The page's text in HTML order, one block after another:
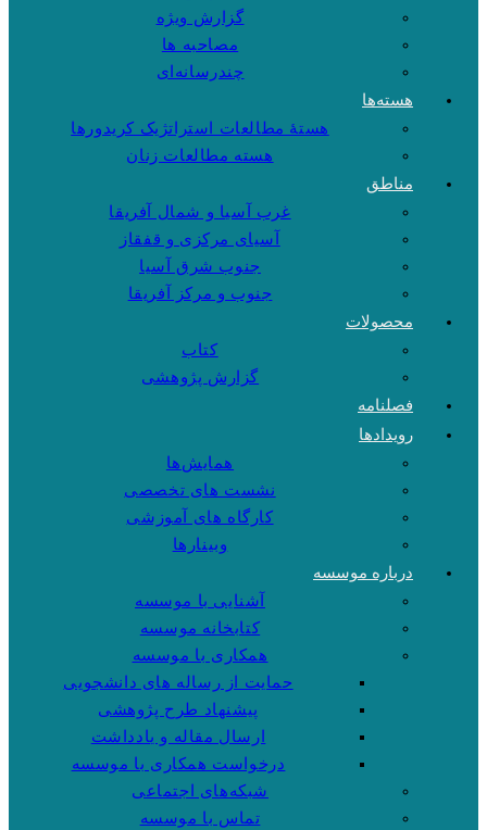
گزارش ویژه
مصاحبه ها
چندرسانه‌ای
هسته‌ها
هستهٔ مطالعات استراتژیک کریدورها
هسته مطالعات زنان
مناطق
غرب آسیا و شمال آفریقا
آسیای مرکزی و قفقاز
جنوب شرق آسیا
جنوب و مرکز آفریقا
محصولات
کتاب
گزارش پژوهشی
فصلنامه
رویدادها
همایش‌ها
نشست های تخصصی
کارگاه های آموزشی
وبینارها
درباره موسسه
آشنایی با موسسه
کتابخانه موسسه
همکاری با موسسه
حمایت از رساله های دانشجویی
پیشنهاد طرح پژوهشی
ارسال مقاله و یادداشت
درخواست همکاری با موسسه
شبکه‌های اجتماعی
تماس با موسسه